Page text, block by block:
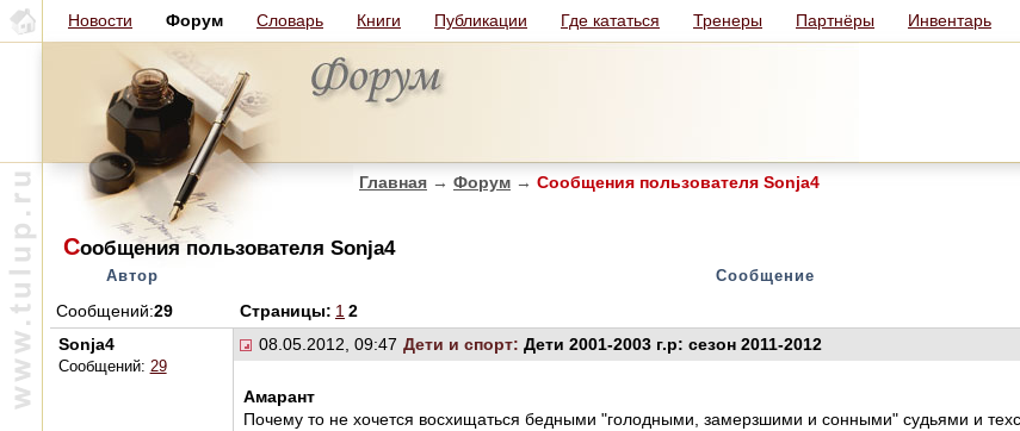
Новости Форум Словарь Книги Публикации Где кататься Тренеры Партнёры Инвентарь
Главная → Форум → Сообщения пользователя Sonja4
Сообщения пользователя Sonja4
Автор Сообщение
Сообщений:29 Страницы: 12
Sonja4
Сообщений: 29
08.05.2012, 09:47 Дети и спорт:Дети 2001-2003 г.р: сезон 2011-2012
Амарант
Почему то не хочется восхищаться бедными "голодными, замерзшими и сонными" судьями и